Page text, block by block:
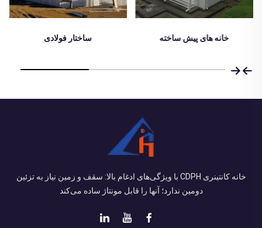
ساختار فولادی اتاق لتن
خانه کانتینری CDPH با ویژگی‌های ادغام بالا: سقف و زمین نیاز به تزئین
دومین ندارد؛ آنها را قابل مونتاژ ساده می‌کند